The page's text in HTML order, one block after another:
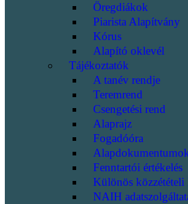
Öregdiákok
Piarista Alapítvány
Kórus
Alapító oklevél
Tájékoztatók
A tanév rendje
Teremrend
Csengetési rend
Alaprajz
Fogadóóra
Fenntartói értékelés
Különös közzétételi
NAIH